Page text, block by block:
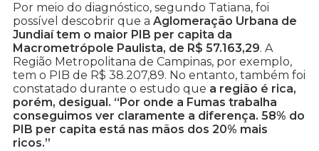
Por meio do diagnóstico, segundo Tatiana, foi
possível descobrir que a Aglomeração Urbana de
Jundiaí tem o maior PIB per capita da
Macrometrópole Paulista, de R$ 57.163,29. A
Região Metropolitana de Campinas, por exemplo,
tem o PIB de R$ 38.207,89. No entanto, também foi
constatado durante o estudo que a região é rica,
porém, desigual. “Por onde a Fumas trabalha
conseguimos ver claramente a diferença. 58% do
PIB per capita está nas mãos dos 20% mais
ricos.”